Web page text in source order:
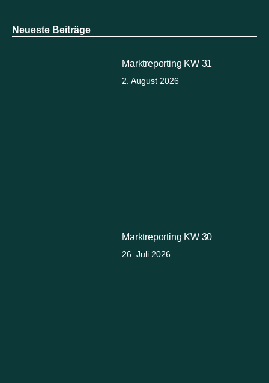
Neueste Beiträge
Marktreporting KW 31
2. August 2026
Marktreporting KW 30
26. Juli 2026